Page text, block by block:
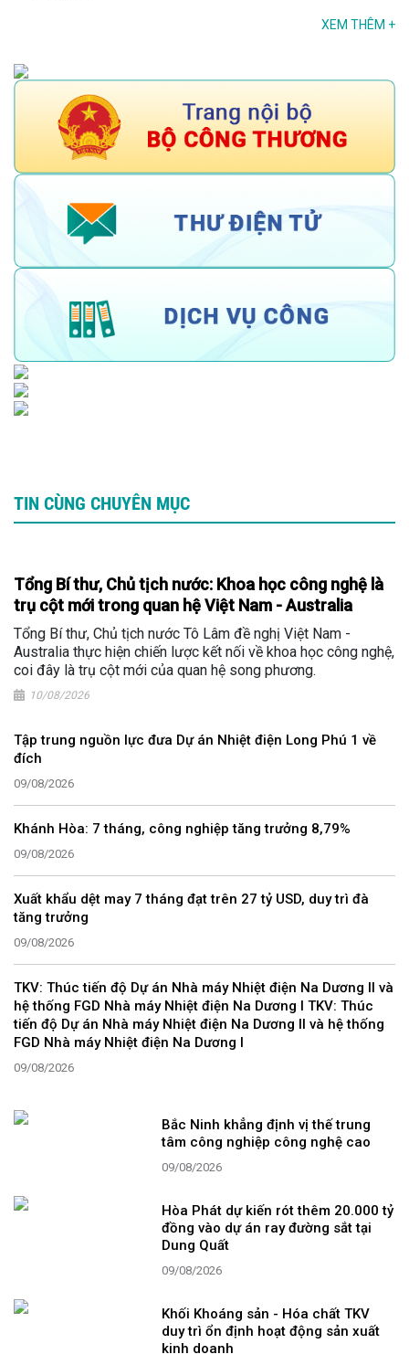
XEM THÊM +
TIN CÙNG CHUYÊN MỤC
Tổng Bí thư, Chủ tịch nước: Khoa học công nghệ là
trụ cột mới trong quan hệ Việt Nam - Australia
Tổng Bí thư, Chủ tịch nước Tô Lâm đề nghị Việt Nam -
Australia thực hiện chiến lược kết nối về khoa học công nghệ,
coi đây là trụ cột mới của quan hệ song phương.
10/08/2026
Tập trung nguồn lực đưa Dự án Nhiệt điện Long Phú 1 về
đích
09/08/2026
Khánh Hòa: 7 tháng, công nghiệp tăng trưởng 8,79%
09/08/2026
Xuất khẩu dệt may 7 tháng đạt trên 27 tỷ USD, duy trì đà
tăng trưởng
09/08/2026
TKV: Thúc tiến độ Dự án Nhà máy Nhiệt điện Na Dương II và
hệ thống FGD Nhà máy Nhiệt điện Na Dương I TKV: Thúc
tiến độ Dự án Nhà máy Nhiệt điện Na Dương II và hệ thống
FGD Nhà máy Nhiệt điện Na Dương I
09/08/2026
Bắc Ninh khẳng định vị thế trung
tâm công nghiệp công nghệ cao
09/08/2026
Hòa Phát dự kiến rót thêm 20.000 tỷ
đồng vào dự án ray đường sắt tại
Dung Quất
09/08/2026
Khối Khoáng sản - Hóa chất TKV
duy trì ổn định hoạt động sản xuất
kinh doanh